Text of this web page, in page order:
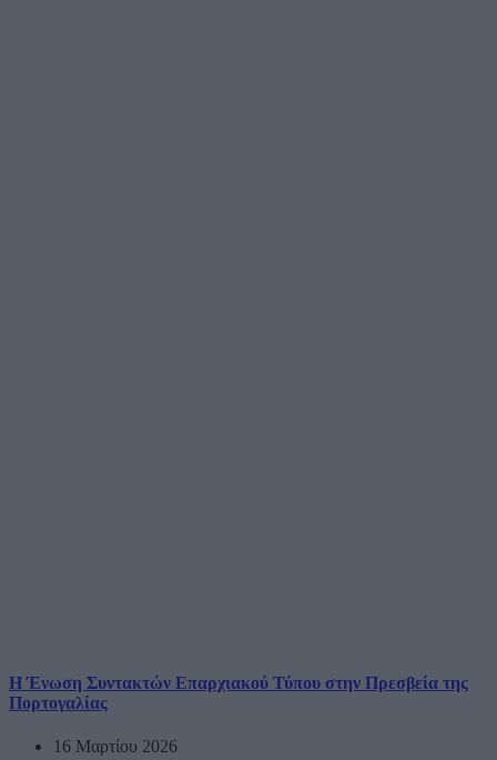
Η Ένωση Συντακτών Επαρχιακού Τύπου στην Πρεσβεία της
Πορτογαλίας
16 Μαρτίου 2026